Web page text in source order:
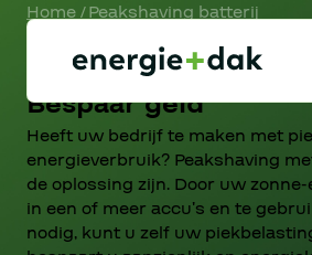
Home/Peakshaving batterij
Peakshaving met
Bespaar geld
Heeft uw bedrijf te maken met
energieverbruik? Peakshaving
de oplossing zijn. Door uw
in een of meer accu’s en te
nodig, kunt u zelf uw